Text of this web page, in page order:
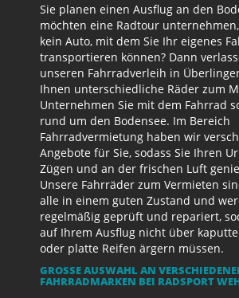
Sie planen einen Ausflug an den
möchten eine Radtour
kein Auto, mit dem Sie Ihr eigenes
transportieren können? Dann
unseren Fahrradverleih in
Ihnen unterschiedliche Räder zum
Unternehmen Sie mit dem Fahrrad
rund um den Bodensee. Im Bereich
Fahrradvermietung haben wir
Angebote für Sie, sodass Sie Ihren
Zügen und an der frischen Luft
Unsere Fahrräder zum Vermieten
alle in einem guten Zustand und
regelmäßig geprüft und repariert,
auf Ihrem Ausflug nicht über
oder platte Reifen ärgern müssen.
GROSSE AUSWAHL AN VERSCHIEDENEN
AHRRADMARKEN BEI RADSPORT